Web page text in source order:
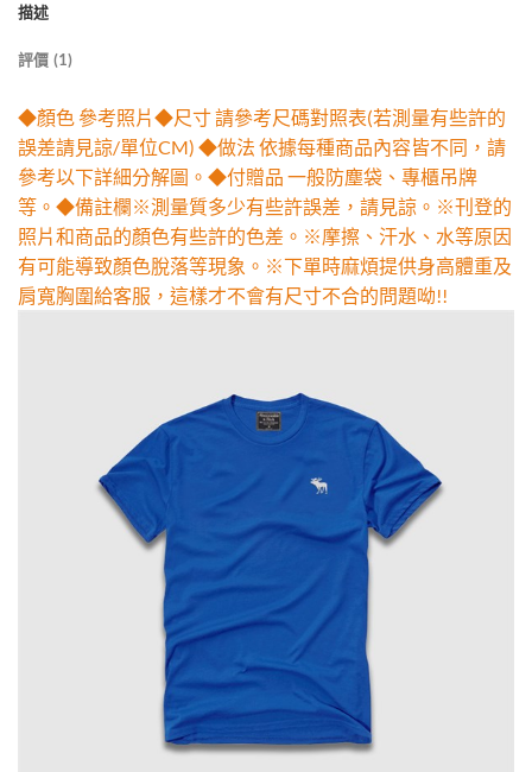
描述
評價 (1)
◆顏色 參考照片◆尺寸 請參考尺碼對照表(若測量有些許的
誤差請見諒/單位CM) ◆做法 依據每種商品內容皆不同，請
參考以下詳細分解圖。◆付贈品 一般防塵袋、專櫃吊牌
等。◆備註欄※測量質多少有些許誤差，請見諒。※刊登的
照片和商品的顏色有些許的色差。※摩擦、汗水、水等原因
有可能導致顏色脫落等現象。※下單時麻煩提供身高體重及
肩寬胸圍給客服，這樣才不會有尺寸不合的問題呦!!